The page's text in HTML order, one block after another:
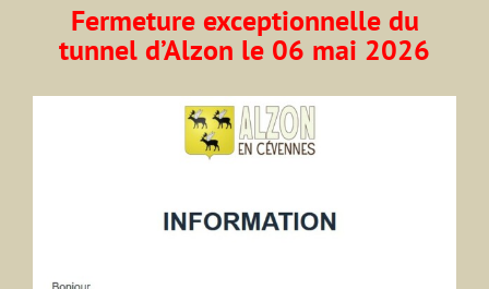
Fermeture exceptionnelle du
tunnel d’Alzon le 06 mai 2026